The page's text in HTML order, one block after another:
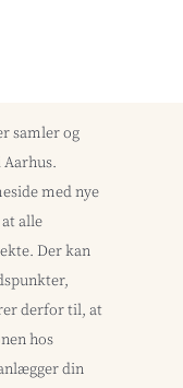
samler og
med nye
alle
Der kan
derfor til, at
hos
din